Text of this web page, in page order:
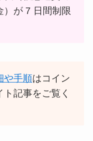
）が 7 日間制限
や手順はコイン
記事をご覧く